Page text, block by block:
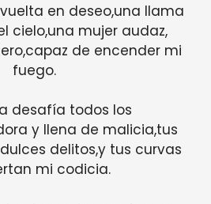
en deseo,una llama
cielo,una mujer audaz,
de encender mi
fuego.
desafía todos los
y llena de malicia,tus
delitos,y tus curvas
mi codicia.